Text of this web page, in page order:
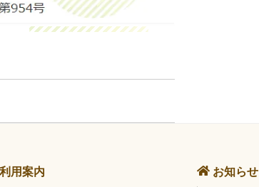
用案内 お知らせ